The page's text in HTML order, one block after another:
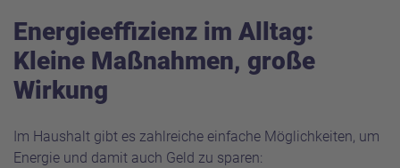
Energieeffizienz im Alltag:
Kleine Maßnahmen, große
Wirkung
Im Haushalt gibt es zahlreiche einfache Möglichkeiten, um
Energie und damit auch Geld zu sparen: